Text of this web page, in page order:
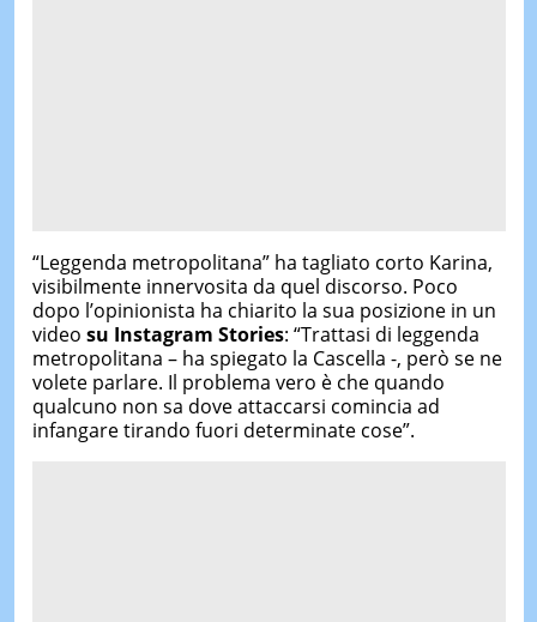
“Leggenda metropolitana” ha tagliato corto Karina,
visibilmente innervosita da quel discorso. Poco
dopo l’opinionista ha chiarito la sua posizione in un
video su Instagram Stories: “Trattasi di leggenda
metropolitana – ha spiegato la Cascella -, però se ne
volete parlare. Il problema vero è che quando
qualcuno non sa dove attaccarsi comincia ad
infangare tirando fuori determinate cose”.